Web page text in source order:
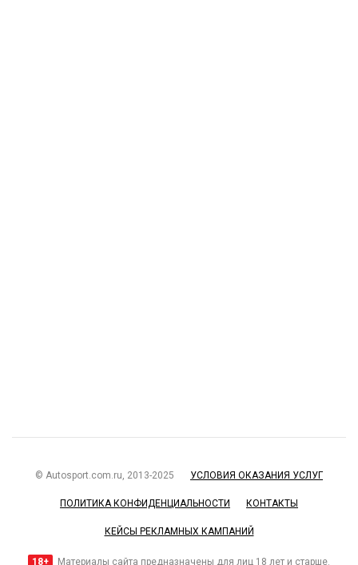
© Autosport.com.ru, 2013-2025 УСЛОВИЯ ОКАЗАНИЯ УСЛУГ
ПОЛИТИКА КОНФИДЕНЦИАЛЬНОСТИ КОНТАКТЫ
КЕЙСЫ РЕКЛАМНЫХ КАМПАНИЙ
18+ Материалы сайта предназначены для лиц 18 лет и старше.